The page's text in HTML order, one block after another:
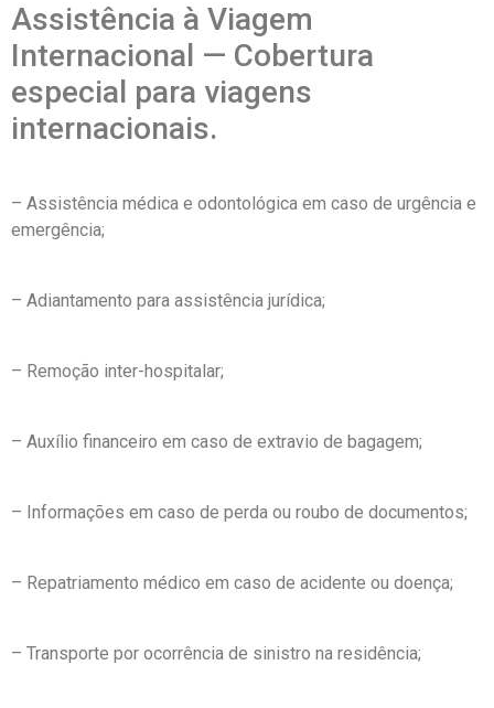
Assistência à Viagem
Internacional — Cobertura
especial para viagens
internacionais.
– Assistência médica e odontológica em caso de urgência e
emergência;
– Adiantamento para assistência jurídica;
– Remoção inter-hospitalar;
– Auxílio financeiro em caso de extravio de bagagem;
– Informações em caso de perda ou roubo de documentos;
– Repatriamento médico em caso de acidente ou doença;
– Transporte por ocorrência de sinistro na residência;